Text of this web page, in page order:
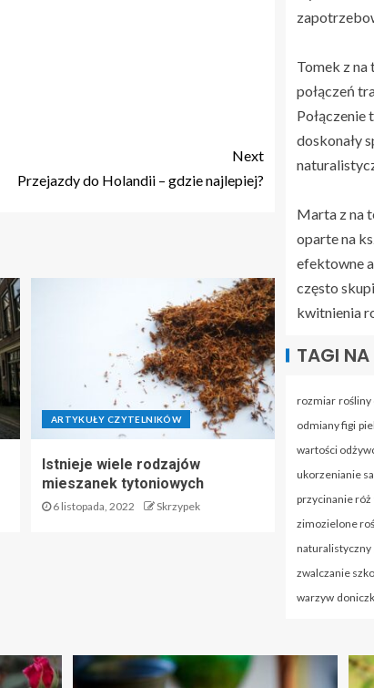
Next
Przejazdy do Holandii – gdzie najlepiej?
ARTYKUŁY CZYTELNIKÓW
Istnieje wiele rodzajów
mieszanek tytoniowych
6 listopada, 2022 Skrzypek
Tomek z na
połączeń
doskonały
Marta z na
oparte na
efektowne
często
kwitnienia
TAGI NA
rozmiar rośliny
odmiany figi
wartości
ukorzenianie
przycinanie róż
zimozielone
naturalistyczny
zwalczanie
warzyw